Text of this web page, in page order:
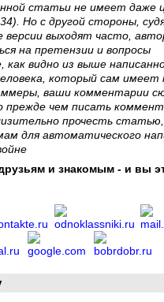
статьи не имеет даже
Но с другой стороны,
версии выходят часто,
на претензии и вопросы
видно из выше
который сам имеет
ваши комментарии
прежде чем писать
прочесть
для автоматического
и знакомым - и вы